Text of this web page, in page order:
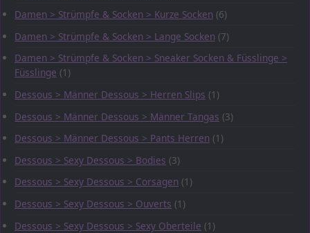
Damen > Strümpfe & Socken > Kurze Socken (6)
Damen > Strümpfe & Socken > Lange Socken (7)
Damen > Strümpfe & Socken > Sneaker Socken & Füsslinge >
Füsslinge (1)
Dessous > Männer Dessous > Herren Slips (1)
Dessous > Männer Dessous > Männer Tangas (3)
Dessous > Männer Dessous > Pants Herren (1)
Dessous > Sexy Dessous > Bodies (3)
Dessous > Sexy Dessous > Corsagen (1)
Dessous > Sexy Dessous > Ouverts (1)
Dessous > Sexy Dessous > Sexy Oberteile (1)